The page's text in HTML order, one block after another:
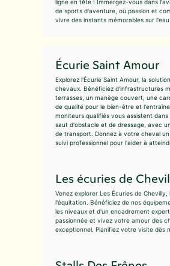
ligne en tête ! Immergez-vous dans
de sports d'aventure, où passion et
vivre des instants mémorables sur l'eau
Écurie Saint Amour
Explorez l'Écurie Saint Amour, la
chevaux. Bénéficiez d'infrastructures
terrasses, un manège couvert, une
de qualité pour le bien-être et
moniteurs qualifiés vous assistent
saut d'obstacle et de dressage, avec
de transport. Donnez à votre cheval
suivi professionnel pour l'aider à
Les écuries de
Venez explorer Les Écuries de
l'équitation. Bénéficiez de nos
les niveaux et d'un encadrement
passionnée et vivez votre amour des
exceptionnel. Planifiez votre visite dès